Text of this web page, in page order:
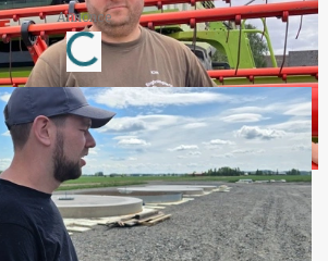
Annonce
Loading...